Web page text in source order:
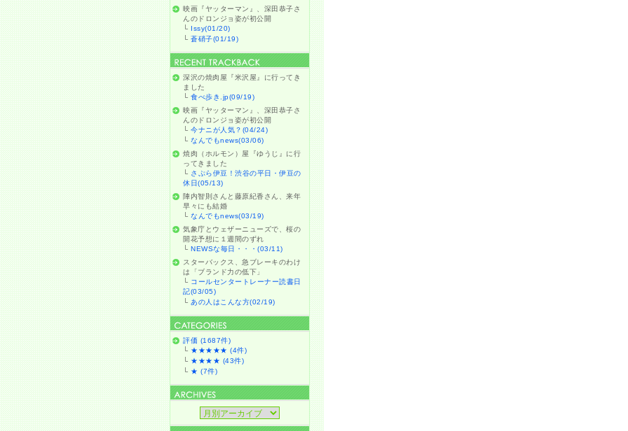
映画『ヤッターマン』、深田恭子さ
んのドロンジョ姿が初公開
└ Issy(01/20)
└蒼硝子(01/19)
深沢の焼肉屋『米沢屋』に行ってき
ました
└食べ歩き.jp(09/19)
映画『ヤッターマン』、深田恭子さ
んのドロンジョ姿が初公開
└今ナニが人気？(04/24)
└なんでもnews(03/06)
焼肉（ホルモン）屋『ゆうじ』に行
ってきました
└ さぷら伊豆！渋谷の平日・伊豆の
休日(05/13)
陣内智則さんと藤原紀香さん、来年
早々にも結婚
└なんでもnews(03/19)
気象庁とウェザーニューズで、桜の
開花予想に１週間のずれ
└NEWSな毎日・・・(03/11)
スターバックス、急ブレーキのわけ
は「ブランド力の低下」
└ コールセンタートレーナー読書日
記(03/05)
└ あの人はこんな方(02/19)
評価 (1687件)
└ ★★★★★ (4件)
└ ★★★★ (43件)
└ ★ (7件)